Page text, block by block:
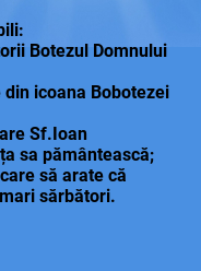
Botezul Domnului
icoana Bobotezei
Sf.Ioan
sa pământească;
să arate că
sărbători.